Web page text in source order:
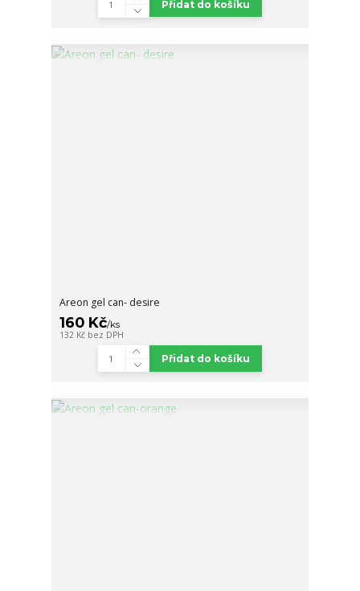
Přidat do košíku
Areon gel can- desire
160 Kč/ks
132 Kč bez DPH
Přidat do košíku